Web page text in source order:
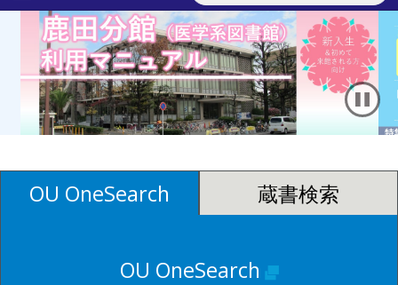
OU OneSearch 蔵書検索
OU OneSearch